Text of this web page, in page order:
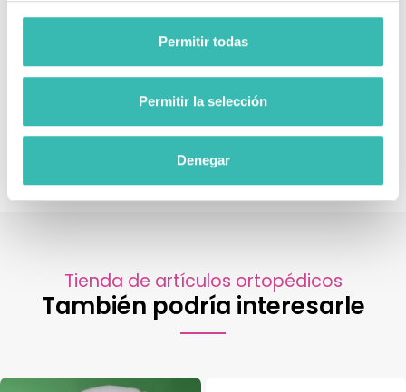
Permitir todas
Permitir la selección
Denegar
eliminación de bacterias.
Esterilizable:La sabanilla puede sercentrifugada y
esterilizada en autoclavesin problemas, garantizando la
máxima desinfección y seguridad.
Tienda de artículos ortopédicos
También podría interesarle